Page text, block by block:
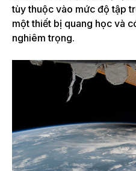
tùy thuộc vào mức độ tập
một thiết bị quang học và
nghiêm trọng.